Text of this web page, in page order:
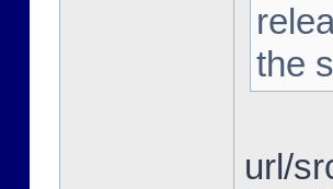
the
url/